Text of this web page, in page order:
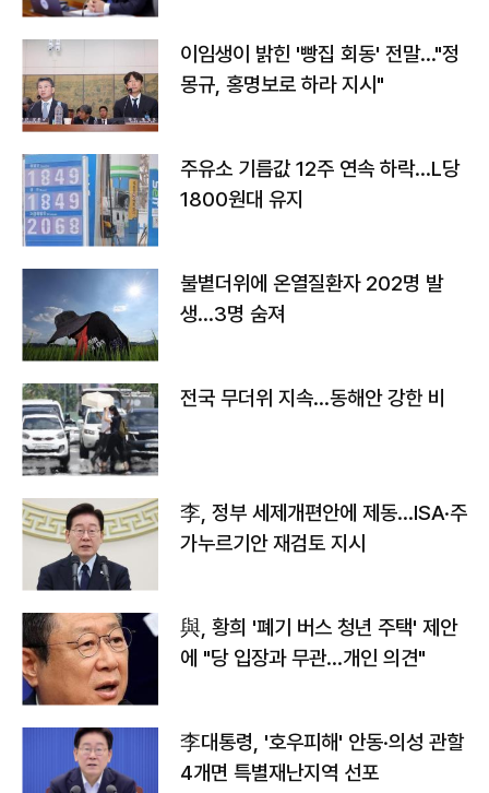
이임생이 밝힌 '빵집 회동' 전말…"정
몽규, 홍명보로 하라 지시"
주유소 기름값 12주 연속 하락…L당
1800원대 유지
불볕더위에 온열질환자 202명 발
생…3명 숨져
전국 무더위 지속…동해안 강한 비
李, 정부 세제개편안에 제동…ISA·주
가누르기안 재검토 지시
與, 황희 '폐기 버스 청년 주택' 제안
에 "당 입장과 무관…개인 의견"
李대통령, '호우피해' 안동·의성 관할
4개면 특별재난지역 선포